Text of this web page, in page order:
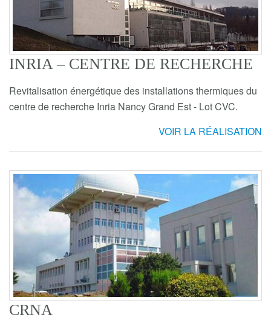
INRIA – CENTRE DE RECHERCHE
Revitalisation énergétique des installations thermiques du
centre de recherche Inria Nancy Grand Est - Lot CVC.
VOIR LA RÉALISATION
CRNA